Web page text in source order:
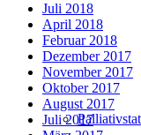
Juli 2018
April 2018
Februar 2018
Dezember 2017
November 2017
Oktober 2017
August 2017
Juli 2017